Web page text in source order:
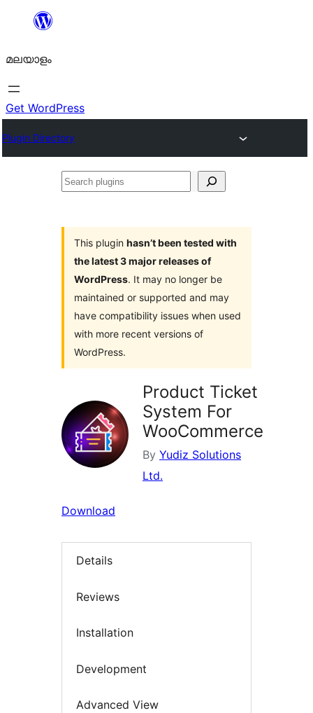
ഉള്ളടക്കത്തിലേക്ക്
മലയാളം
Get WordPress
Plugin Directory
Search
This plugin hasn’t been tested with
the latest 3 major releases of
WordPress. It may no longer be
maintained or supported and may
have compatibility issues when used
with more recent versions of
WordPress.
Product Ticket
System For
WooCommerce
By Yudiz Solutions
Ltd.
Download
Details
Reviews
Installation
Development
Advanced View